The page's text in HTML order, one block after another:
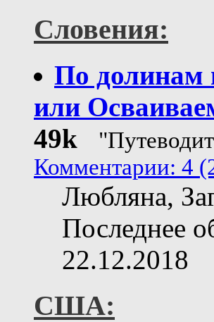
Словения:
По долинам
или
49k
Комментарии: 4
Любляна,
Последнее
22.12.2018
США: